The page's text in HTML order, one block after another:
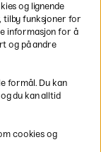
gjelder for
og lignende
tilby funksjoner for
informasjon for å
og på andre
formål. Du kan
du kan alltid
cookies og